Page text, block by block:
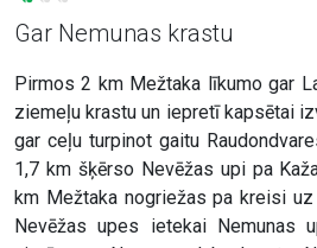
Gar Nemunas krastu
Pirmos 2 km Mežtaka līkumo gar
ziemeļu krastu un iepretī kapsētai
gar ceļu turpinot gaitu
1,7 km šķērso Nevēžas upi pa
km Mežtaka nogriežas pa kreisi uz
Nevēžas upes ietekai Nemunas